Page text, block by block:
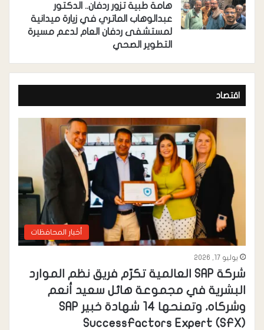
هامة طبية تزور ردفان.. الدكتور
عبدالوهاب الماتري في زيارة ميدانية
لمستشفى ردفان العام لدعم مسيرة
التطوير الصحي
اقتصاد
أخبار المحافظات
يوليو 17, 2026
شركة SAP العالمية تكرّم فريق نظم الموارد
البشرية في مجموعة هائل سعيد أنعم
وشركاه، وتمنحها 14 شهادة خبير SAP
SuccessFactors Expert (SFX)